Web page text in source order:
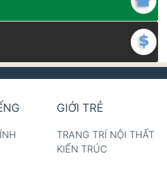
GIỚI TRẺ
TRANG TRÍ NỘI THẤT
KIẾN TRÚC